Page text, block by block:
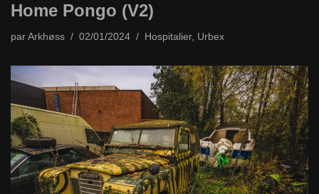
Home Pongo (V2)
par Arkhøss 02/01/2024 Hospitalier, Urbex